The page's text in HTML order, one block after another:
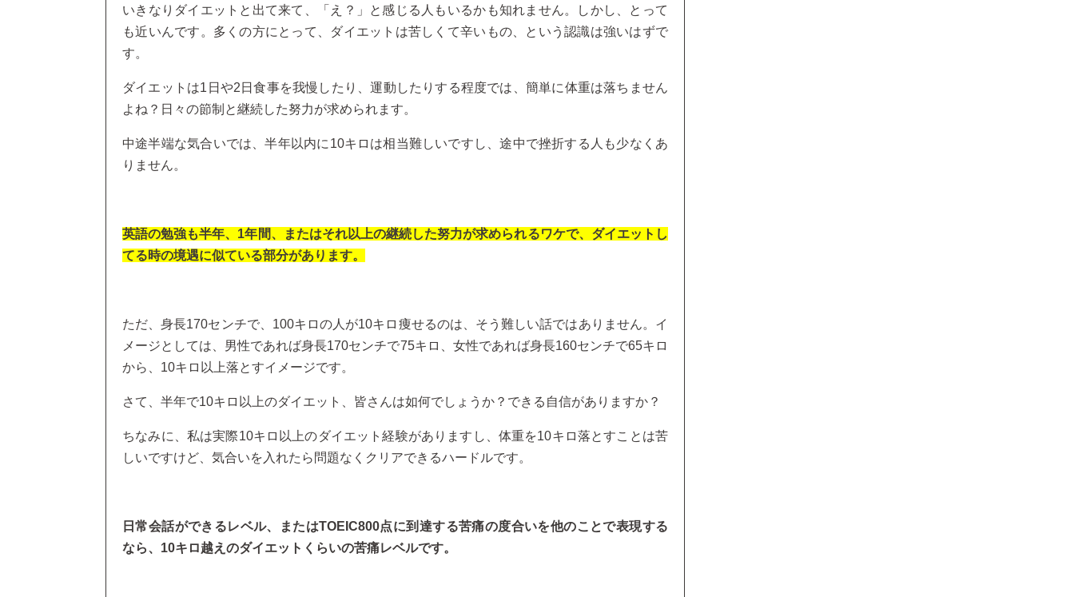
いきなりダイエットと出て来て、「え？」と感じる人もいるかも知れません。しかし、とって
も近いんです。多くの方にとって、ダイエットは苦しくて辛いもの、という認識は強いはずで
す。
ダイエットは1日や2日食事を我慢したり、運動したりする程度では、簡単に体重は落ちません
よね？日々の節制と継続した努力が求められます。
中途半端な気合いでは、半年以内に10キロは相当難しいですし、途中で挫折する人も少なくあ
りません。
英語の勉強も半年、1年間、またはそれ以上の継続した努力が求められるワケで、ダイエットし
てる時の境遇に似ている部分があります。
ただ、身長170センチで、100キロの人が10キロ痩せるのは、そう難しい話ではありません。イ
メージとしては、男性であれば身長170センチで75キロ、女性であれば身長160センチで65キロ
から、10キロ以上落とすイメージです。
さて、半年で10キロ以上のダイエット、皆さんは如何でしょうか？できる自信がありますか？
ちなみに、私は実際10キロ以上のダイエット経験がありますし、体重を10キロ落とすことは苦
しいですけど、気合いを入れたら問題なくクリアできるハードルです。
日常会話ができるレベル、またはTOEIC800点に到達する苦痛の度合いを他のことで表現する
なら、10キロ越えのダイエットくらいの苦痛レベルです。